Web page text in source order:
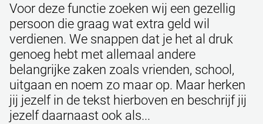
Voor deze functie zoeken wij een gezellig
persoon die graag wat extra geld wil
verdienen. We snappen dat je het al druk
genoeg hebt met allemaal andere
belangrijke zaken zoals vrienden, school,
uitgaan en noem zo maar op. Maar herken
jij jezelf in de tekst hierboven en beschrijf jij
jezelf daarnaast ook als...